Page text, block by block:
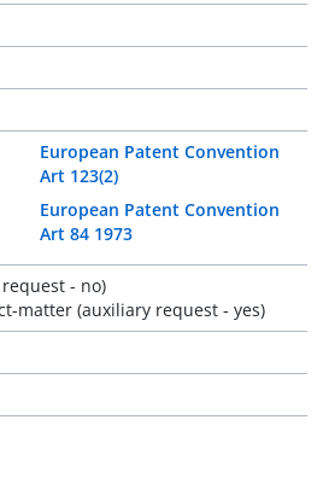
European Patent Convention
Art 123(2)
European Patent Convention
Art 84 1973
- no)
matter (auxiliary request - yes)